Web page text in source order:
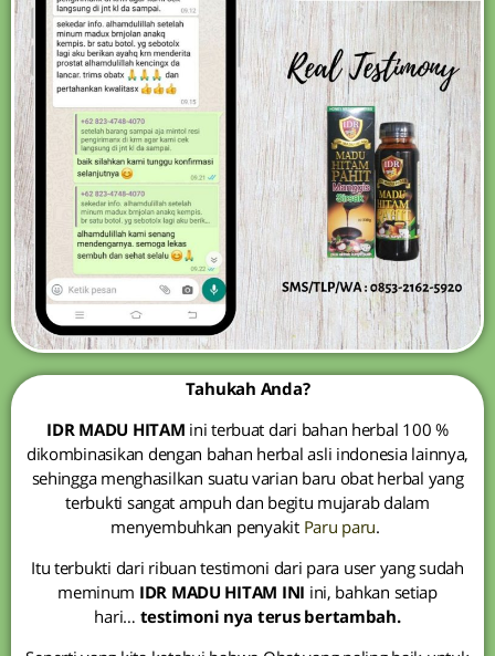
Tahukah Anda?
IDR MADU HITAM ini terbuat dari bahan herbal 100 %
dikombinasikan dengan bahan herbal asli indonesia lainnya,
sehingga menghasilkan suatu varian baru obat herbal yang
terbukti sangat ampuh dan begitu mujarab dalam
menyembuhkan penyakit Paru paru.
Itu terbukti dari ribuan testimoni dari para user yang sudah
meminum IDR MADU HITAM INI ini, bahkan setiap
hari… testimoni nya terus bertambah.